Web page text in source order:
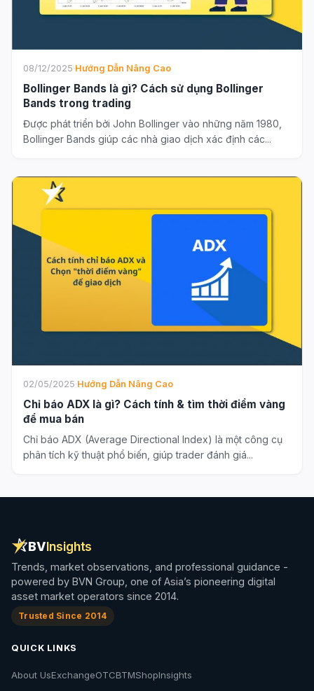
08/12/2025·Hướng Dẫn Nâng Cao
Bollinger Bands là gì? Cách sử dụng Bollinger
Bands trong trading
Được phát triển bởi John Bollinger vào những năm 1980,
Bollinger Bands giúp các nhà giao dịch xác định các...
02/05/2025·Hướng Dẫn Nâng Cao
Chỉ báo ADX là gì? Cách tính & tìm thời điểm vàng
để mua bán
Chỉ báo ADX (Average Directional Index) là một công cụ
phân tích kỹ thuật phổ biến, giúp trader đánh giá...
BVInsights
Trends, market observations, and professional guidance -
powered by BVN Group, one of Asia’s pioneering digital
asset market operators since 2014.
Trusted Since 2014
QUICK LINKS
About UsExchangeOTCBTMShopInsights